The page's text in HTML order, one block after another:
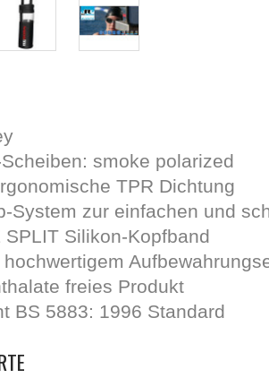
Scheiben: smoke polarized
TPR Dichtung
System zur einfachen und
SPLIT Silikon-Kopfband
hochwertigem
freies Produkt
BS 5883: 1996 Standard